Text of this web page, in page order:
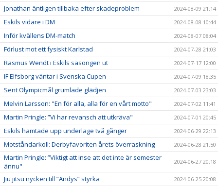
Jonathan äntligen tillbaka efter skadeproblem 2024-08-09 21:14
Eskils vidare i DM 2024-08-08 10:44
Inför kvällens DM-match 2024-08-07 08:04
Förlust mot ett fysiskt Karlstad 2024-07-28 21:03
Rasmus Wendt i Eskils säsongen ut 2024-07-17 12:00
IF Elfsborg väntar i Svenska Cupen 2024-07-09 18:35
Sent Olympicmål grumlade glädjen 2024-07-03 23:03
Melvin Larsson: "En för alla, alla för en vårt motto" 2024-07-02 11:41
Martin Pringle: ”Vi har revansch att utkräva" 2024-07-01 20:45
Eskils hämtade upp underläge två gånger 2024-06-29 22:13
Motståndarkoll: Derbyfavoriten årets överraskning 2024-06-28 21:50
Martin Pringle: ”Viktigt att inse att det inte är semester
ännu"
2024-06-27 20:18
Jiu jitsu nycken till ”Andys” styrka 2024-06-25 20:08